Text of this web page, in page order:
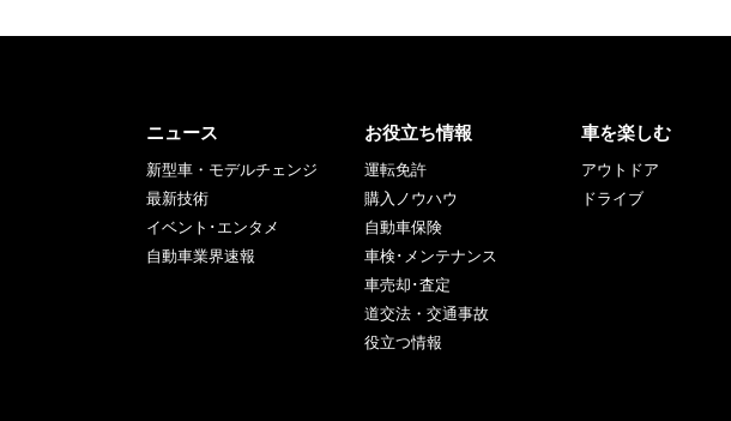
ニュース
新型車・モデルチェンジ
最新技術
イベント･エンタメ
自動車業界速報
お役立ち情報
運転免許
購入ノウハウ
自動車保険
車検･メンテナンス
車売却･査定
道交法・交通事故
役立つ情報
車を楽しむ
アウトドア
ドライブ